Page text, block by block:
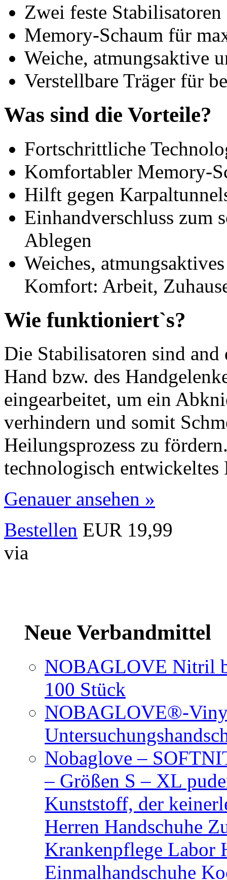
Zwei feste
Memory-Schaum für
Weiche, atmungsaktive
Verstellbare Träger für
Was sind die Vorteile?
Fortschrittliche
Komfortabler Memory-
Hilft gegen
Einhandverschluss zum
Ablegen
Weiches,
Komfort: Arbeit,
Wie funktioniert`s?
Die Stabilisatoren sind
Hand bzw. des
eingearbeitet, um ein
verhindern und somit
Heilungsprozess zu
technologisch entwickeltes
Genauer ansehen »
Bestellen EUR 19,99
via
Neue Verbandmittel
NOBAGLOVE Nitril
100 Stück
NOBAGLOVE®-
Nobaglove –
– Größen S – XL
Kunststoff, der
Herren Handschuhe
Krankenpflege Labor
Einmalhandschuhe